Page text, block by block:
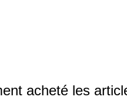
acheté les